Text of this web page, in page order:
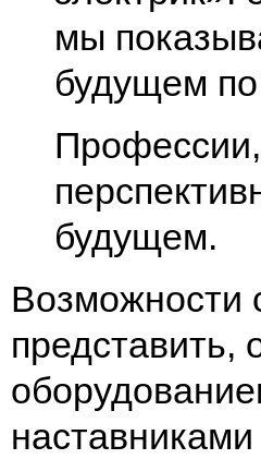
мы
будущем
Профессии,
будущем.
Возможности
представить,